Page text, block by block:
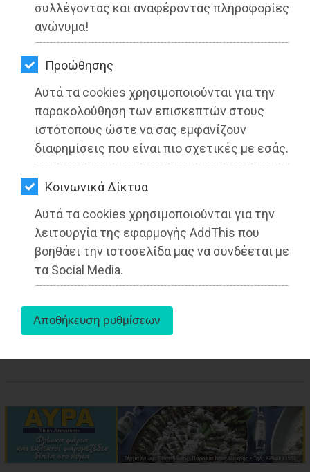
συλλέγοντας και αναφέροντας πληροφορίες
ανώνυμα!
Προώθησης
Αυτά τα cookies χρησιμοποιούνται για την
παρακολούθηση των επισκεπτών στους
ιστότοπους ώστε να σας εμφανίζουν
διαφημίσεις που είναι πιο σχετικές με εσάς.
Kοινωνικά Δίκτυα
Αυτά τα cookies χρησιμοποιούνται για την
λειτουργία της εφαρμογής AddThis που
βοηθάει την ιστοσελίδα μας να συνδέεται με
τα Social Media.
ΠΕΡΙΒΑΛΛΟΝ
ΚΑΤΟΙΚΙΔΙΟ
ΑΓΓΕΛΙΕΣ
ΕΦΗΜΕΡΙΔΕΣ
OΔΗΓΟΣ
ΑΓΟΡΑΣ
ΨΙΘΥΡΟΙ
ΑΠΟΣΤΟΛΗ
ΑΡΘΡΩΝ
Στις 4 του Απρίλη η προπληρωμή
επιδομάτων και Δώρου Πάσχα από
τον ΟΑΕΔ
Διαβάστηκε 1774 φορές
30-03-2022
Δημοσιογράφος - Διεθνολόγος
aboutus